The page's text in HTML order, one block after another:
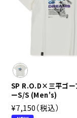
SP R.O.D×三平ゴー
ーS/S (Men's)
¥7,150（税込）